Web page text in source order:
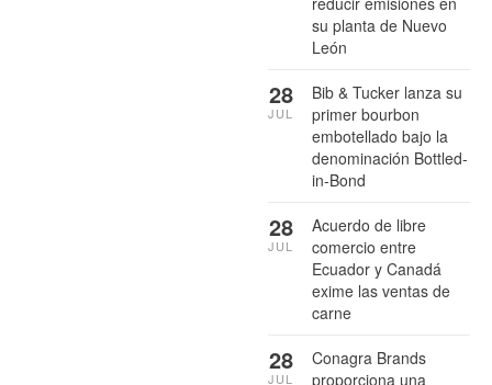
su planta de Nuevo
León
Bib & Tucker lanza su
primer bourbon
embotellado bajo la
denominación Bottled-
in-Bond
28
JUL
Acuerdo de libre
comercio entre
Ecuador y Canadá
exime las ventas de
carne
28
JUL
Conagra Brands
proporciona una
28
JUL